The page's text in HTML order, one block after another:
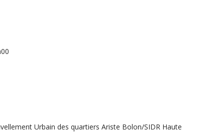
Urbain des quartiers Ariste Bolon/SIDR Haute